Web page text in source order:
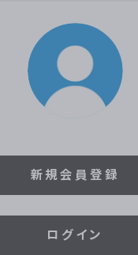
新規会員登録
ログイン